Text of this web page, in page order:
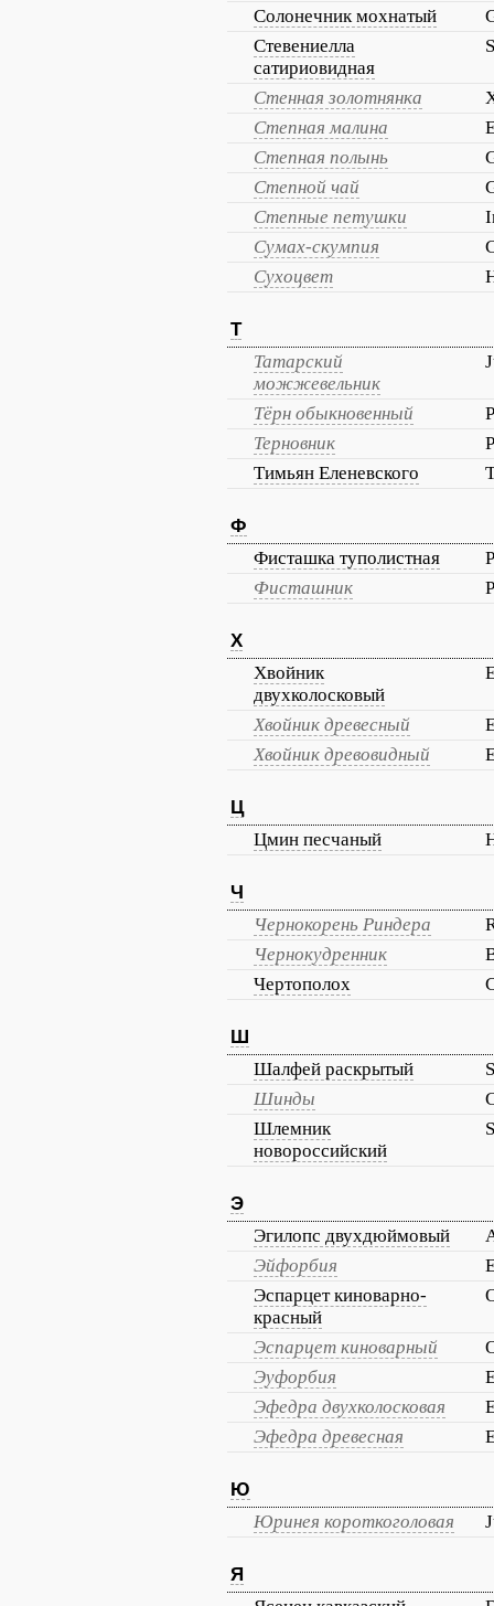
Солонечник мохнатый
Стевениелла
сатириовидная
Стенная золотнянка
Степная малина
Степная полынь
Степной чай
Степные петушки
Сумах-скумпия
Сухоцвет
Т
Татарский
можжевельник
Тёрн обыкновенный
Терновник
Тимьян Еленевского
Ф
Фисташка туполистная
Фисташник
Х
Хвойник
двухколосковый
Хвойник древесный
Хвойник древовидный
Ц
Цмин песчаный
Ч
Чернокорень Риндера
Чернокудренник
Чертополох
Ш
Шалфей раскрытый
Шинды
Шлемник
новороссийский
Э
Эгилопс двухдюймовый
Эйфорбия
Эспарцет киноварно-
красный
Эспарцет киноварный
Эуфорбия
Эфедра двухколосковая
Эфедра древесная
Ю
Юринея короткоголовая
Я